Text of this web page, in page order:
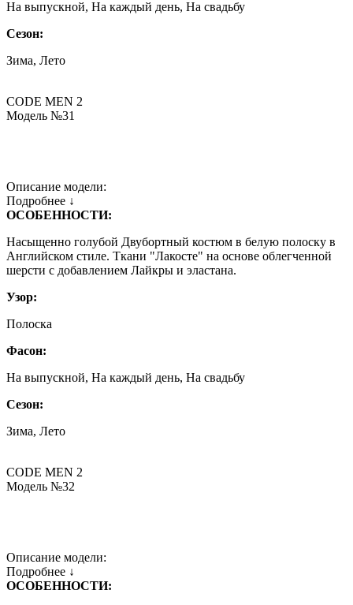
На выпускной, На каждый день, На свадьбу
Сезон:
Зима, Лето
CODE MEN 2
Модель №31
Описание модели:
Подробнее ↓
ОСОБЕННОСТИ:
Насыщенно голубой Двубортный костюм в белую полоску в
Английском стиле. Ткани "Лакосте" на основе облегченной
шерсти с добавлением Лайкры и эластана.
Узор:
Полоска
Фасон:
На выпускной, На каждый день, На свадьбу
Сезон:
Зима, Лето
CODE MEN 2
Модель №32
Описание модели:
Подробнее ↓
ОСОБЕННОСТИ: